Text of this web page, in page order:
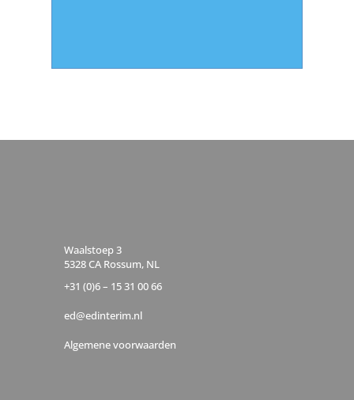
Waalstoep 3
5328 CA Rossum, NL
+31 (0)6 – 15 31 00 66
ed@edinterim.nl
Algemene voorwaarden